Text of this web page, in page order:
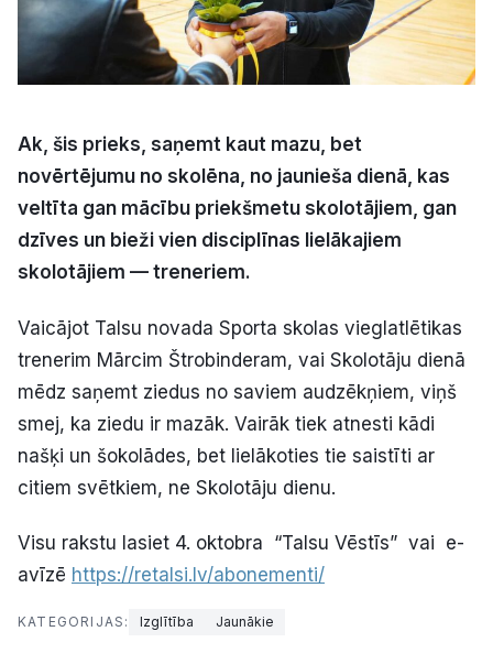
Vieta
Sludinājumi
Pasākumi
Reklāma
Par mums
Kontakti
Ziņo redakcijai
Facebook Instagram YouTube
E-avīze Abonē
Ak, šis prieks, saņemt kaut mazu, bet
novērtējumu no skolēna, no jaunieša dienā, kas
veltīta gan mācību priekšmetu skolotājiem, gan
dzīves un bieži vien disciplīnas lielākajiem
skolotājiem — treneriem.
Vaicājot Talsu novada Sporta skolas vieglatlētikas
trenerim Mārcim Štrobinderam, vai Skolotāju dienā
mēdz saņemt ziedus no saviem audzēkņiem, viņš
smej, ka ziedu ir mazāk. Vairāk tiek atnesti kādi
našķi un šokolādes, bet lielākoties tie saistīti ar
citiem svētkiem, ne Skolotāju dienu.
Visu rakstu lasiet 4. oktobra “Talsu Vēstīs” vai e-
avīzē https://retalsi.lv/abonementi/
KATEGORIJAS: Izglītība Jaunākie